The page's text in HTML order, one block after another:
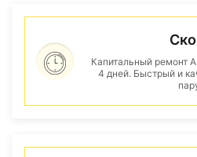
Капитальный ремонт
4 дней. Быстрый и